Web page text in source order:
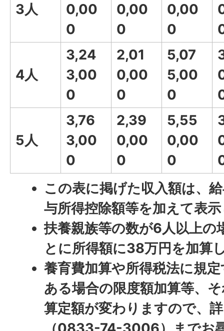
3人
0,00
0
0,00
0
0,00
0
4人
3,24
3,00
0
2,01
0,00
0
5,07
5,00
0
5人
3,76
3,00
0
2,39
0,00
0
5,55
0,00
0
この表に掲げた収入額は、
与所得控除額等を加えて表
扶養親族等の数が6人以上の
とに所得額に38万円を加算
養育費加算や所得税法に規
ある場合の限度額加算等、
算定額が変わりますので、